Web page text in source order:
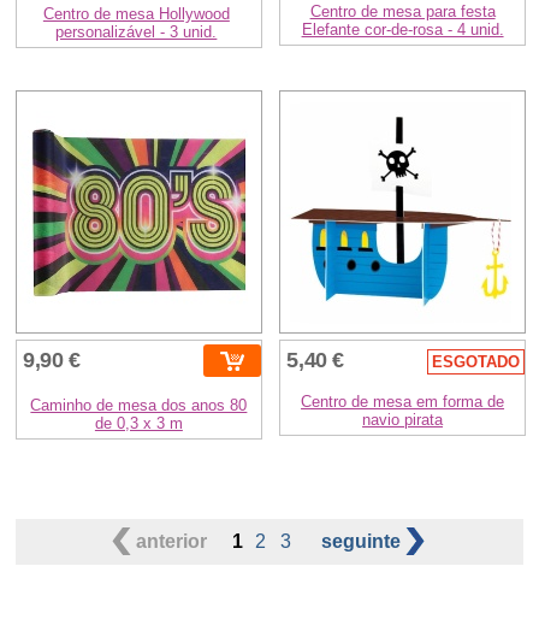
Centro de mesa Hollywood
personalizável - 3 unid.
Centro de mesa para festa
Elefante cor-de-rosa - 4 unid.
9,90 €
Caminho de mesa dos anos 80
de 0,3 x 3 m
5,40 € ESGOTADO
Centro de mesa em forma de
navio pirata
anterior 1 2 3 seguinte